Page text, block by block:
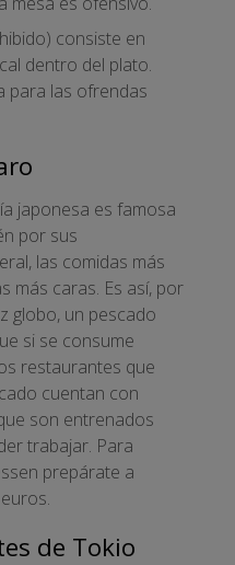
consiste en
dentro del plato.
para las ofrendas
japonesa es famosa
por sus
las comidas más
más caras. Es así, por
globo, un pescado
si se consume
restaurantes que
cuentan con
son entrenados
trabajar. Para
prepárate a
de Tokio